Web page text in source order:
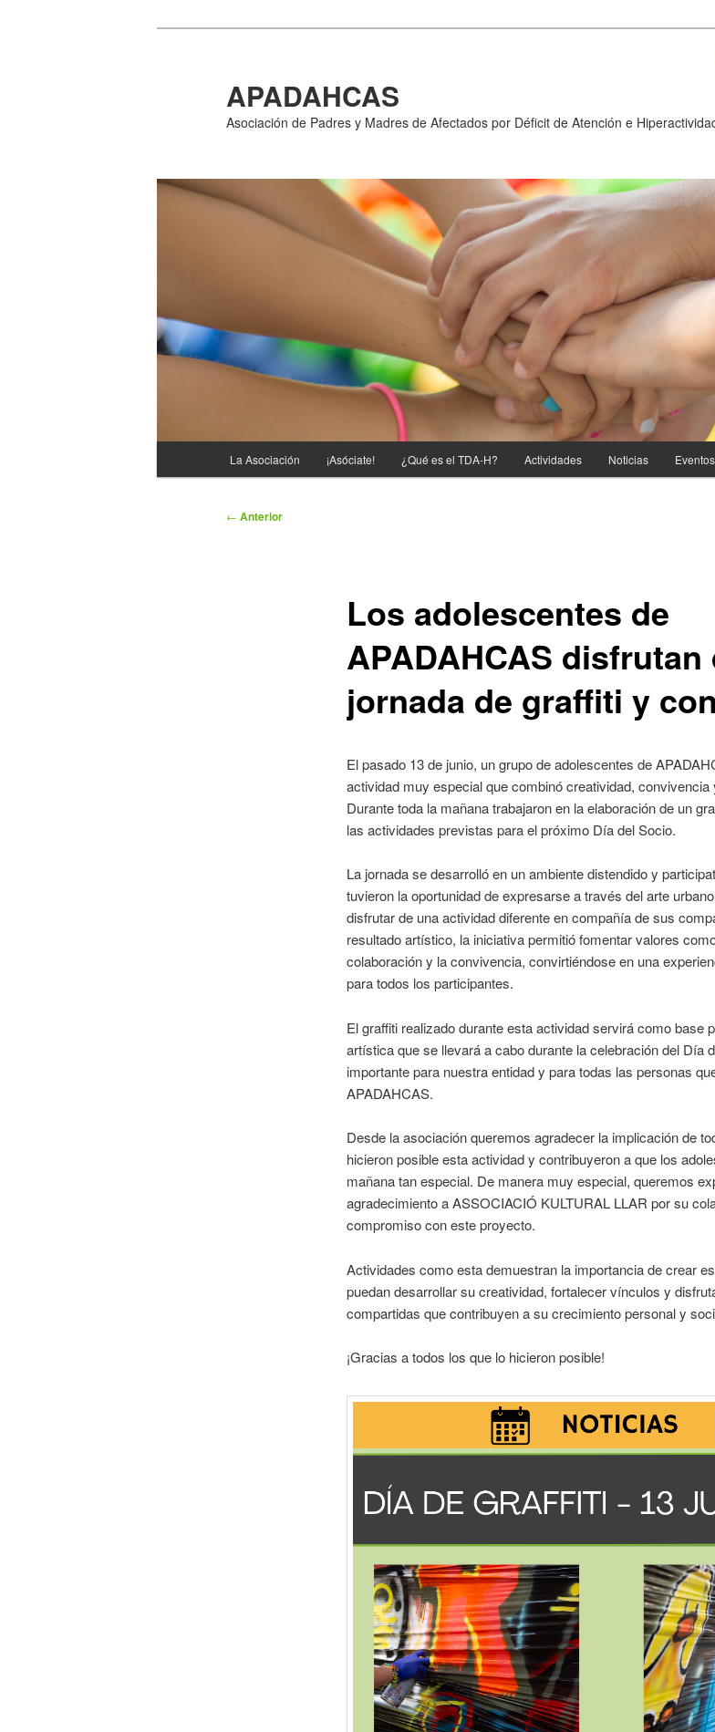
APADAHCAS
Asociación de Padres y Madres de Afectados por Déficit de Atención e
principal
La Asociación ¡Asóciate! ¿Qué es el TDA-H? Actividades Noticias Eventos
Navegación
← Anterior
Los adolescentes de
APADAHCAS disfrutan
jornada de graffiti y
El pasado 13 de junio, un grupo de adolescentes de
actividad muy especial que combinó creatividad, convivencia
Durante toda la mañana trabajaron en la elaboración de un
las actividades previstas para el próximo Día del Socio.
La jornada se desarrolló en un ambiente distendido y
tuvieron la oportunidad de expresarse a través del arte
disfrutar de una actividad diferente en compañía de sus
resultado artístico, la iniciativa permitió fomentar valores
colaboración y la convivencia, convirtiéndose en una
para todos los participantes.
El graffiti realizado durante esta actividad servirá como base
artística que se llevará a cabo durante la celebración del Día
importante para nuestra entidad y para todas las personas
APADAHCAS.
Desde la asociación queremos agradecer la implicación de
hicieron posible esta actividad y contribuyeron a que los
mañana tan especial. De manera muy especial, queremos
agradecimiento a ASSOCIACIÓ KULTURAL LLAR por su
compromiso con este proyecto.
Actividades como esta demuestran la importancia de crear
puedan desarrollar su creatividad, fortalecer vínculos y
compartidas que contribuyen a su crecimiento personal y
¡Gracias a todos los que lo hicieron posible!